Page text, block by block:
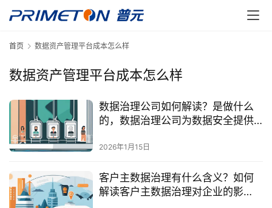
首页 数据资产管理平台成本怎么样
数据资产管理平台成本怎么样
数据治理公司如何解读？是做什么
的，数据治理公司为数据安全提供
2026年1月15日
客户主数据治理有什么含义？如何
解读客户主数据治理对企业的影